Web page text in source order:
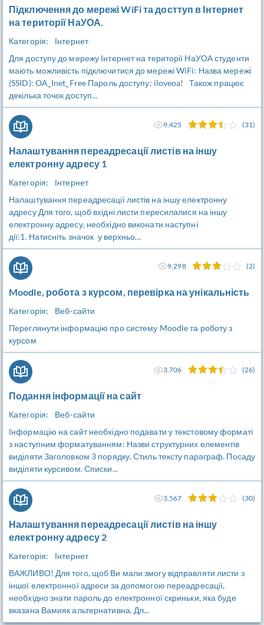
Підключення до мережі WiFi та досттуп в Інтернет
на території НаУОА.
Категорія:
Інтернет
Для доступу до мережу Інтернет на території НаУОА студенти
мають можливість підключитися до мережі WiFi: Назва мережі
(SSID): OA_Inet_Free Пароль доступу: iloveoa! Також працює
декілька точок доступ...
Налаштування переадресації листів на іншу
електронну адресу 1
Категорія:
Інтернет
Налаштування переадресації листів на іншу електронну
адресу Для того, щоб вхідні листи пересилалися на іншу
електронну адресу, необхідно виконати наступні
дії:1. Натисніть значок у верхньо...
9,425 (31)
Moodle, робота з курсом, перевірка на унікальність
Категорія:
Веб-сайти
Переглянути інформацію про систему Moodle та роботу з
курсом
9,298 (2)
Подання інформації на сайт
Категорія:
Веб-сайти
Інформацію на сайт необхідно подавати у текстовому форматі
з наступним форматуванням: Назви структурних елементів
виділяти Заголовком 3 порядку. Стиль тексту параграф. Посаду
виділяти курсивом. Списки...
3,706 (26)
Налаштування переадресації листів на іншу
електронну адресу 2
Категорія:
Інтернет
ВАЖЛИВО! Для того, щоб Ви мали змогу відправляти листи з
іншої електронної адреси за допомогою переадресації,
необхідно знати пароль до електронної скриньки, яка буде
вказана Вамияк альтернативна. Дл...
3,567 (30)